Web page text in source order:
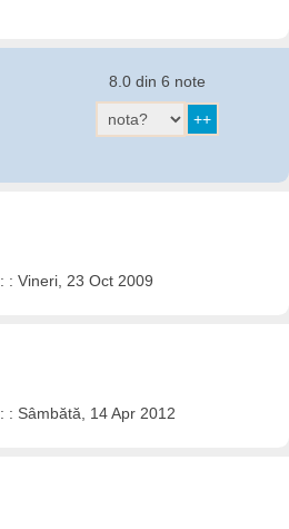
8.0 din 6 note
: : Vineri, 23 Oct 2009
: : Sâmbătă, 14 Apr 2012